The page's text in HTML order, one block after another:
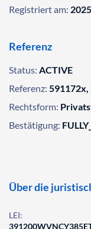
Registriert am:
Referenz
Status: ACTIVE
Referenz: 591172x,
Rechtsform:
Bestätigung:
Über die
LEI: